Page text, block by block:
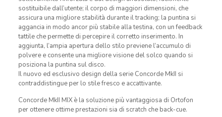
sostituibile dall’utente; il corpo di maggiori dimensioni, che
assicura una migliore stabilità durante il tracking; la puntina si
aggancia in modo ancor più stabile alla testina, con un feedback
tattile che permette di percepire il corretto inserimento. In
aggiunta, l’ampia apertura dello stilo previene l’accumulo di
polvere e consente una migliore visione del solco quando si
posiziona la puntina sul disco.
Il nuovo ed esclusivo design della serie Concorde MkII si
contraddistingue per lo stile fresco e accattivante.
Concorde MkII MIX è la soluzione più vantaggiosa di Ortofon
per ottenere ottime prestazioni sia di scratch che back-cue.